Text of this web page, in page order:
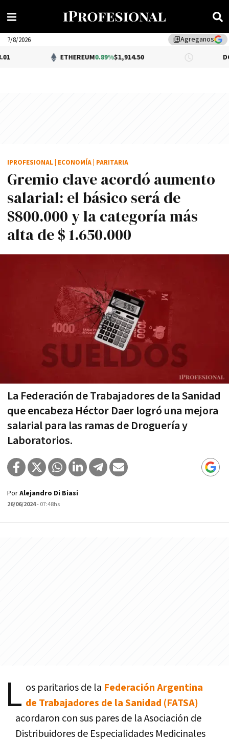
library_addAgreganos
7/8/2026
ETHEREUM 0.89%$1,914.50 DÓLAR BNA
Gremio clave acordó aumento
salarial: el básico será de
$800.000 y la categoría más
alta de $ 1.650.000
La Federación de Trabajadores de la Sanidad
que encabeza Héctor Daer logró una mejora
salarial para las ramas de Droguería y
Laboratorios.
IPROFESIONAL ECONOMÍA PARITARIA
PorAlejandro Di Biasi
26/06/2024- 07:48hs
L os paritarios de la Federación Argentina
de Trabajadores de la Sanidad (FATSA)
acordaron con sus pares de la Asociación de
Distribuidores de Especialidades Medicinales